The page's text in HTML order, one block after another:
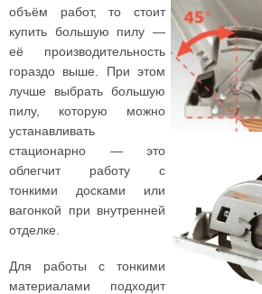
объём работ, то стоит
купить большую пилу —
её производительность
гораздо выше. При этом
лучше выбрать большую
пилу, которую можно
устанавливать
стационарно — это
облегчит работу с
тонкими досками или
вагонкой при внутренней
отделке.
Для работы с тонкими
материалами подходит